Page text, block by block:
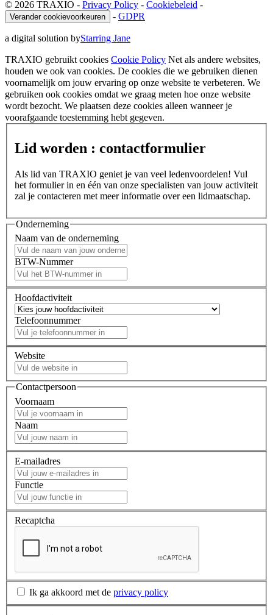
© 2026 TRAXIO - Privacy Policy - Cookiebeleid -
Verander cookievoorkeuren - GDPR
a digital solution byStarring Jane
TRAXIO gebruikt cookies Cookie Policy Net als andere websites,
houden we ook van cookies. De cookies die we gebruiken dienen
voornamelijk om jouw ervaring op onze website te verbeteren. We
gebruiken ook cookies omdat we graag meten hoe onze website
wordt bezocht. We plaatsen deze cookies alleen wanneer je
voorafgaande toestemming hebt gegeven.
Lid worden : contactformulier
Als lid van TRAXIO geniet je van veel ledenvoordelen! Vul
het formulier in en één van onze specialisten van jouw activiteit
zal je contacteren met meer informatie over een lidmaatschap.
Onderneming
Naam van de onderneming
BTW-Nummer
Hoofdactiviteit
Telefoonnummer
Website
Contactpersoon
Voornaam
Naam
E-mailadres
Functie
Recaptcha
Ik ga akkoord met de privacy policy